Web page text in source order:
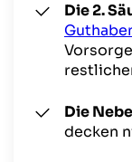
Die 2.
Die
decken